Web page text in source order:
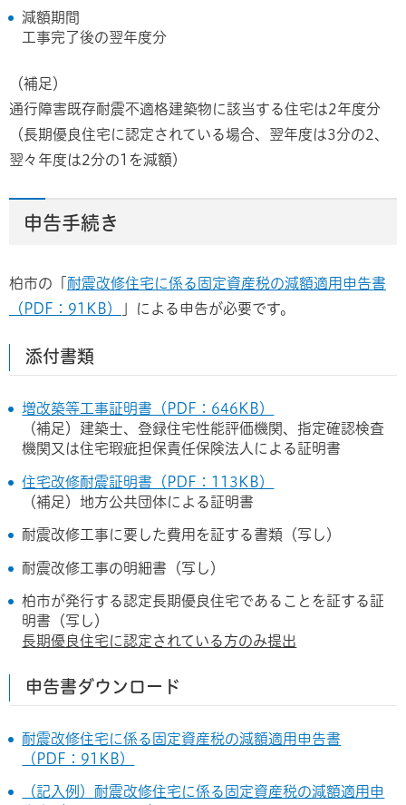
減額期間
工事完了後の翌年度分
（補足）
通行障害既存耐震不適格建築物に該当する住宅は2年度分
（長期優良住宅に認定されている場合、翌年度は3分の2、
翌々年度は2分の1を減額）
申告手続き
柏市の「 耐震改修住宅に係る固定資産税の減額適用申告書
（PDF：91KB）
」による申告が必要です。
添付書類
増改築等工事証明書（PDF：646KB）
（補足）建築士、登録住宅性能評価機関、指定確認検査
機関又は住宅瑕疵担保責任保険法人による証明書
住宅改修耐震証明書（PDF：113KB）
（補足）地方公共団体による証明書
耐震改修工事に要した費用を証する書類（写し）
耐震改修工事の明細書（写し）
柏市が発行する認定長期優良住宅であることを証する証
明書（写し）
長期優良住宅に認定されている方のみ提出
申告書ダウンロード
耐震改修住宅に係る固定資産税の減額適用申告書
（PDF：91KB）
（記入例）耐震改修住宅に係る固定資産税の減額適用申